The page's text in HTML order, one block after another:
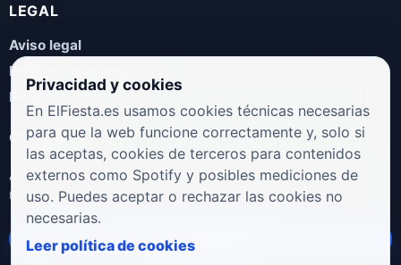
LEGAL
Aviso legal
Política de privacidad
Política de cookies
COLABORA
¿Eres artista, manager, sello o promotor? Envíanos tus
novedades, galas, entrevistas o propuestas musicales.
Enviar propuesta
Privacidad y cookies
En ElFiesta.es usamos cookies técnicas necesarias
para que la web funcione correctamente y, solo si
las aceptas, cookies de terceros para contenidos
externos como Spotify y posibles mediciones de
uso. Puedes aceptar o rechazar las cookies no
necesarias.
Leer política de cookies